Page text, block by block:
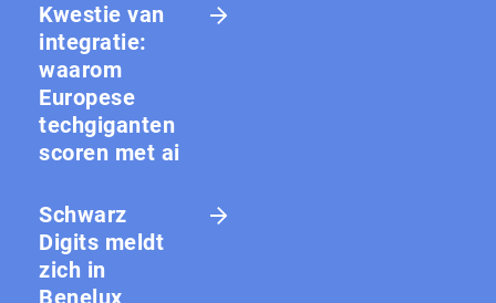
Kwestie van
integratie:
waarom
Europese
techgiganten
scoren met ai
Schwarz
Digits meldt
zich in